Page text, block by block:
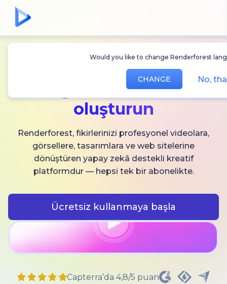
Would you like to change Renderforest
CHANGE No,
AI video,
görsel ve ses
oluşturun
Renderforest, fikirlerinizi profesyonel videolara,
görsellere, tasarımlara ve web sitelerine
dönüştüren yapay zekâ destekli kreatif
platformdur — hepsi tek bir abonelikte.
Ücretsiz kullanmaya başla
Capterra’da 4,8/5 puan